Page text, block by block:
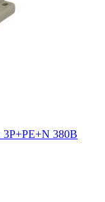
3Р+РЕ+N 380В